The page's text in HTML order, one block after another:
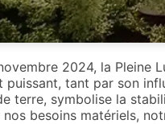
2024, la Pleine
puissant, tant par son
terre, symbolise la
besoins matériels,